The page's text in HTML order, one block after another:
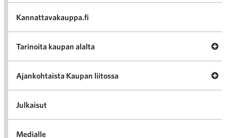
Kannattavakauppa.fi
Tarinoita kaupan alalta
Ajankohtaista Kaupan liitossa
Julkaisut
Medialle